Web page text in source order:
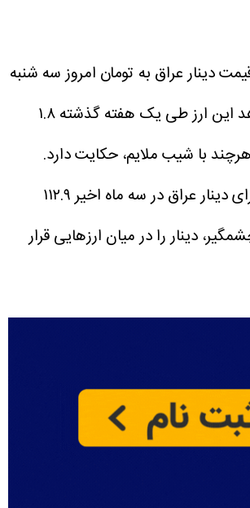
دینار عراق به تومان امروز سه شنبه
عراق در معاملات امروز سه‌شنبه ۱۶ تیر ۱۴۰۵ به ۱۳۶.۸ تومان رسید. بررسی روند بازار نشان می‌دهد این ارز طی یک هفته گذشته ۱.۸
با شیب ملایم، حکایت دارد.
قیمت این ارز نسبت به یک ماه قبل کمتر از یک درصد افزایش یافته است. همچنین داده‌های بازار نشان می‌دهد پایین‌ترین نرخ ثبت‌شده برای دینار عراق در سه ماه اخیر ۱۱۲.۹
درصد افزایش یافته است. این رشد چشمگیر، دینار را در میان ارزهایی قرار